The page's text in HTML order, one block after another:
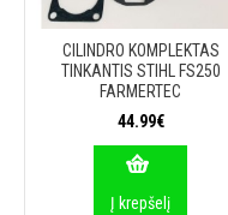
CILINDRO KOMPLEKTAS
TINKANTIS STIHL FS250
FARMERTEC
44.99€
Į krepšelį